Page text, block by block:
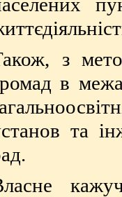
з
в
та